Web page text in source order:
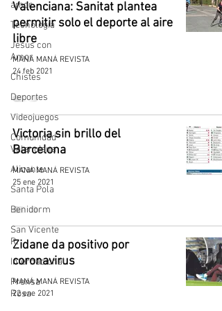
amor
Tecnología
Jesús con
Amor
Chistes
Deportes
Videojuegos
Comunidad
Valenciana
Alicante
Santa Pola
Benidorm
San Vicente
R.
Internacional
Prensa
Rosa
Valenciana: Sanitat plantea
permitir solo el deporte al aire
libre
MANÁ MANÁ REVISTA
24 feb 2021
Victoria sin brillo del
Barcelona
MANÁ MANÁ REVISTA
25 ene 2021
Zidane da positivo por
coronavirus
MANÁ MANÁ REVISTA
22 ene 2021